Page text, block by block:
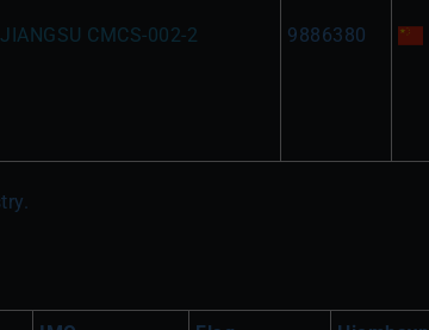
CMCS-002-2 9886380